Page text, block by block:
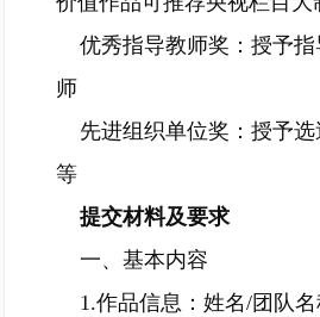
优秀指导教师奖：授予指
师
先进组织单位奖：授予选
等
提交材料及要求
一、基本内容
1.作品信息：姓名/团队名